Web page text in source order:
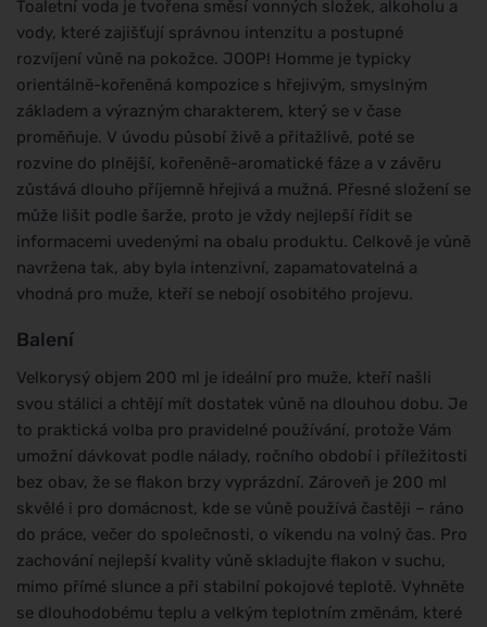
Toaletní voda je tvořena směsí vonných složek, alkoholu a
vody, které zajišťují správnou intenzitu a postupné
rozvíjení vůně na pokožce. JOOP! Homme je typicky
orientálně-kořeněná kompozice s hřejivým, smyslným
základem a výrazným charakterem, který se v čase
proměňuje. V úvodu působí živě a přitažlivě, poté se
rozvine do plnější, kořeněně-aromatické fáze a v závěru
zůstává dlouho příjemně hřejivá a mužná. Přesné složení se
může lišit podle šarže, proto je vždy nejlepší řídit se
informacemi uvedenými na obalu produktu. Celkově je vůně
navržena tak, aby byla intenzivní, zapamatovatelná a
vhodná pro muže, kteří se nebojí osobitého projevu.
Balení
Velkorysý objem 200 ml je ideální pro muže, kteří našli
svou stálici a chtějí mít dostatek vůně na dlouhou dobu. Je
to praktická volba pro pravidelné používání, protože Vám
umožní dávkovat podle nálady, ročního období i příležitosti
bez obav, že se flakon brzy vyprázdní. Zároveň je 200 ml
skvělé i pro domácnost, kde se vůně používá častěji – ráno
do práce, večer do společnosti, o víkendu na volný čas. Pro
zachování nejlepší kvality vůně skladujte flakon v suchu,
mimo přímé slunce a při stabilní pokojové teplotě. Vyhněte
se dlouhodobému teplu a velkým teplotním změnám, které